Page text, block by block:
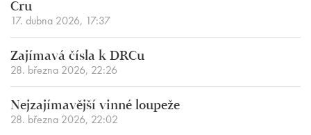
Cru
17. dubna 2026, 17:37
Zajímavá čísla k DRCu
28. března 2026, 22:26
Nejzajímavější vinné loupeže
28. března 2026, 22:02